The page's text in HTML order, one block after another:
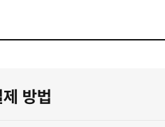
제 방법